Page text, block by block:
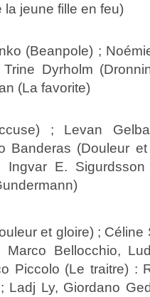
la jeune fille en feu)
(Beanpole) ;
Dyrholm
(La favorite)
; Levan
Banderas (Douleur
Ingvar E.
et gloire) ;
Bellocchio,
Piccolo (Le traitre) :
Ladj Ly, Giordano